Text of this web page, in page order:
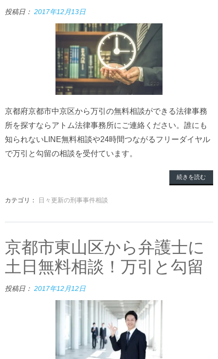
投稿日： 2017年12月13日
京都府京都市中京区から万引の無料相談ができる法律事務
所を探すならアトム法律事務所にご連絡ください。誰にも
知られないLINE無料相談や24時間つながるフリーダイヤル
で万引と勾留の相談を受付ています。
続きを読む
カテゴリ： 日々更新の刑事事件相談
京都市東山区から弁護士に
土日無料相談！万引と勾留
投稿日： 2017年12月12日